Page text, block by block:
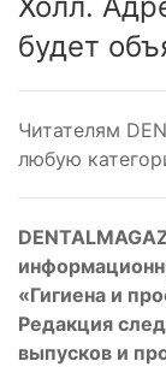
будет
Читателям
любую
«Гигиена и
Редакция
выпусков и